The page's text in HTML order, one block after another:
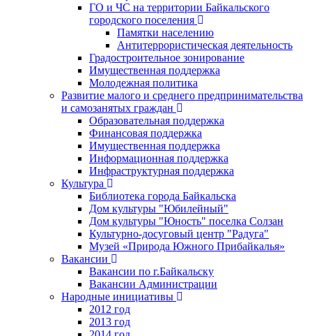
ГО и ЧС на территории Байкальского
городского поселения
Памятки населению
Антитеррористическая деятельность
Градостроительное зонирование
Имущественная поддержка
Молодежная политика
Развитие малого и среднего предпринимательства
и самозанятых граждан
Образовательная поддержка
Финансовая поддержка
Имущественная поддержка
Информационная поддержка
Инфраструктурная поддержка
Культура
Библиотека города Байкальска
Дом культуры "Юбилейный"
Дом культуры "Юность" поселка Солзан
Культурно-досуговый центр "Радуга"
Музей «Природа Южного Прибайкалья»
Вакансии
Вакансии по г.Байкальску
Вакансии Администрации
Народные инициативы
2012 год
2013 год